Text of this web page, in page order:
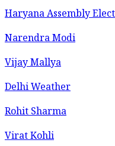
Haryana Assembly
Narendra Modi
Vijay Mallya
Delhi Weather
Rohit Sharma
Virat Kohli